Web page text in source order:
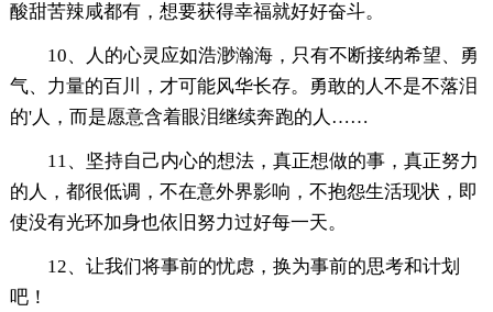
酸甜苦辣咸都有，想要获得幸福就好好奋斗。
10、人的心灵应如浩渺瀚海，只有不断接纳希望、勇
气、力量的百川，才可能风华长存。勇敢的人不是不落泪
的'人，而是愿意含着眼泪继续奔跑的人……
11、坚持自己内心的想法，真正想做的事，真正努力
的人，都很低调，不在意外界影响，不抱怨生活现状，即
使没有光环加身也依旧努力过好每一天。
12、让我们将事前的忧虑，换为事前的思考和计划
吧！